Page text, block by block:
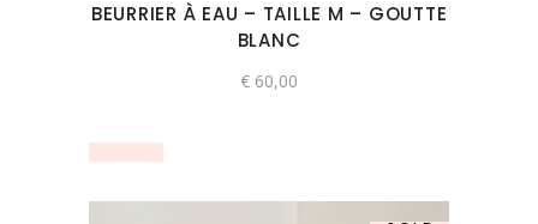
BEURRIER À EAU – TAILLE M – GOUTTE
BLANC
€ 60,00